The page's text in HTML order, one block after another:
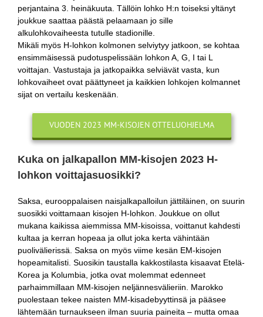
perjantaina 3. heinäkuuta. Tällöin lohko H:n toiseksi yltänyt
joukkue saattaa päästä pelaamaan jo sille
alkulohkovaiheesta tutulle stadionille.
Mikäli myös H-lohkon kolmonen selviytyy jatkoon, se kohtaa
ensimmäisessä pudotuspelissään lohkon A, G, I tai L
voittajan. Vastustaja ja jatkopaikka selviävät vasta, kun
lohkovaiheet ovat päättyneet ja kaikkien lohkojen kolmannet
sijat on vertailu keskenään.
VUODEN 2023 MM-KISOJEN OTTELUOHJELMA
Kuka on jalkapallon MM-kisojen 2023 H-
lohkon voittajasuosikki?
Saksa, eurooppalaisen naisjalkapalloilun jättiläinen, on suurin
suosikki voittamaan kisojen H-lohkon. Joukkue on ollut
mukana kaikissa aiemmissa MM-kisoissa, voittanut kahdesti
kultaa ja kerran hopeaa ja ollut joka kerta vähintään
puolivälierissä. Saksa on myös viime kesän EM-kisojen
hopeamitalisti. Suosikin taustalla kakkostilasta kisaavat Etelä-
Korea ja Kolumbia, jotka ovat molemmat edenneet
parhaimmillaan MM-kisojen neljännesvälieriin. Marokko
puolestaan tekee naisten MM-kisadebyyttinsä ja pääsee
lähtemään turnaukseen ilman suuria paineita – mutta omaa